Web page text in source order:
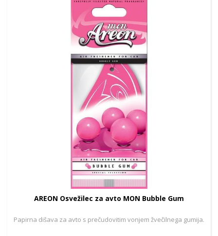
AREON Osvežilec za avto MON Bubble Gum
Papirna dišava za avto s prečudovitim vonjem žvečilnega gumija.